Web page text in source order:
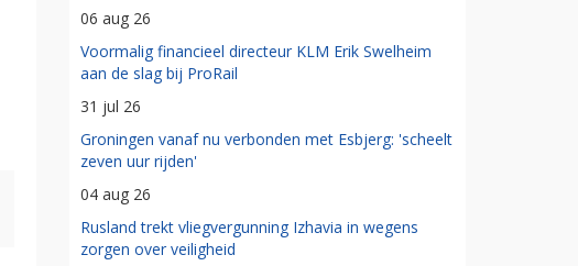
06 aug 26
Voormalig financieel directeur KLM Erik Swelheim
aan de slag bij ProRail
31 jul 26
Groningen vanaf nu verbonden met Esbjerg: 'scheelt
zeven uur rijden'
04 aug 26
Rusland trekt vliegvergunning Izhavia in wegens
zorgen over veiligheid